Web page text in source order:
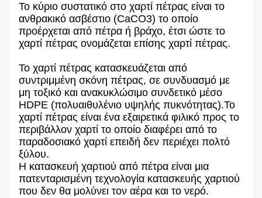
Το κύριο συστατικό στο χαρτί πέτρας είναι το
ανθρακικό ασβέστιο (CaCO3) το οποίο
προέρχεται από πέτρα ή βράχο, έτσι ώστε το
χαρτί πέτρας ονομάζεται επίσης χαρτί πέτρας.
Το χαρτί πέτρας κατασκευάζεται από
συντριμμένη σκόνη πέτρας, σε συνδυασμό με
μη τοξικό και ανακυκλώσιμο συνδετικό μέσο
HDPE (πολυαιθυλένιο υψηλής πυκνότητας).Το
χαρτί πέτρας είναι ένα εξαιρετικά φιλικό προς το
περιβάλλον χαρτί το οποίο διαφέρει από το
παραδοσιακό χαρτί επειδή δεν περιέχει πολτό
ξύλου.
Η κατασκευή χαρτιού από πέτρα είναι μια
πατενταρισμένη τεχνολογία κατασκευής χαρτιού
που δεν θα μολύνει τον αέρα και το νερό.